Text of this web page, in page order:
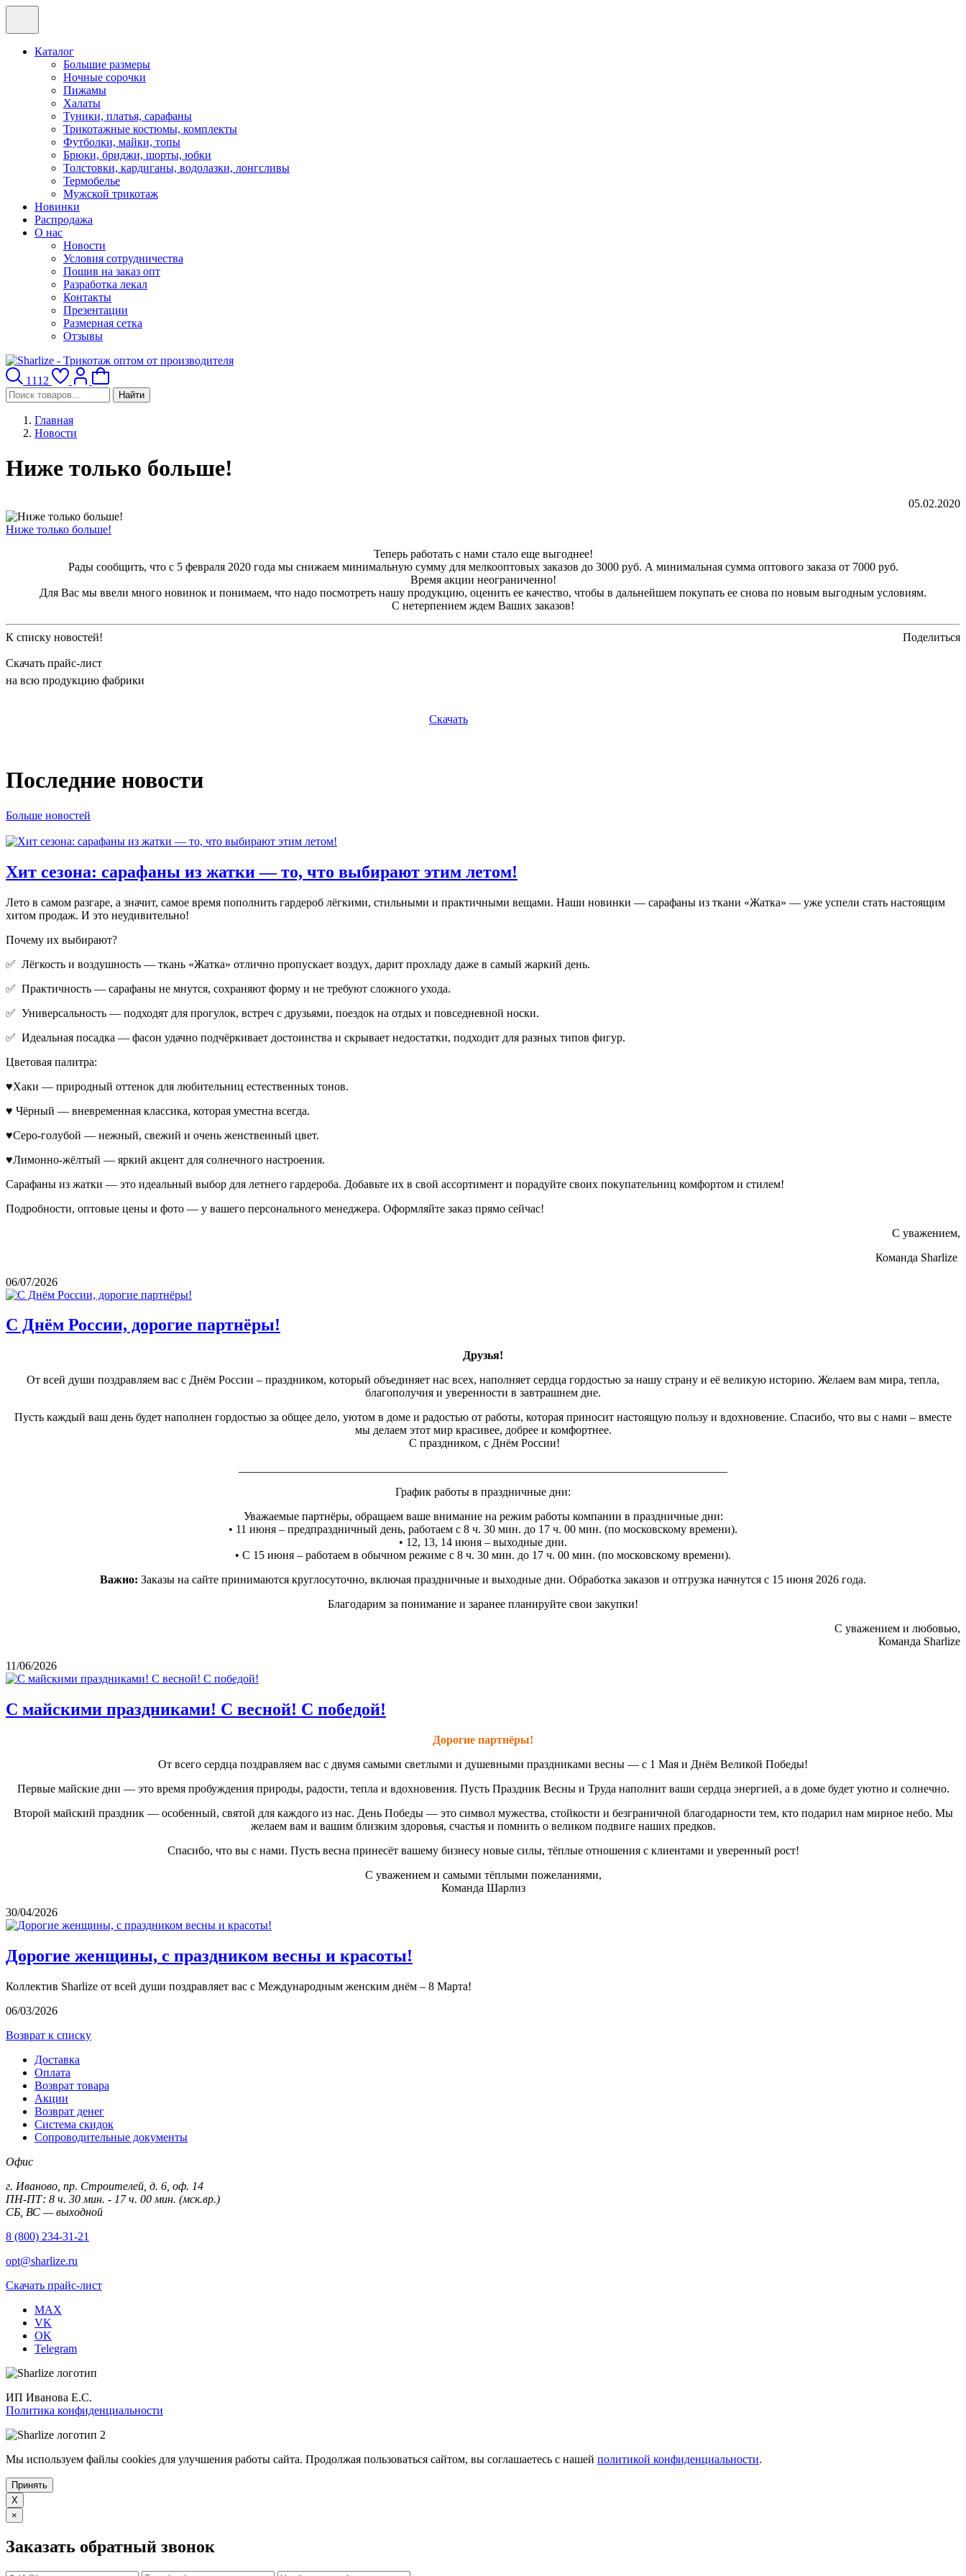
Каталог
Большие размеры
Ночные сорочки
Пижамы
Халаты
Туники, платья, сарафаны
Трикотажные костюмы, комплекты
Футболки, майки, топы
Брюки, бриджи, шорты, юбки
Толстовки, кардиганы, водолазки, лонгсливы
Термобелье
Мужской трикотаж
Новинки
Распродажа
О нас
Новости
Условия сотрудничества
Пошив на заказ опт
Разработка лекал
Контакты
Презентации
Размерная сетка
Отзывы
1112
Найти
Главная
Новости
Ниже только больше!
05.02.2020
Ниже только больше!
Теперь работать с нами стало еще выгоднее!
Рады сообщить, что с 5 февраля 2020 года мы снижаем минимальную сумму для мелкооптовых заказов до 3000 руб. А минимальная сумма оптового заказа от 7000 руб.
Время акции неограниченно!
Для Вас мы ввели много новинок и понимаем, что надо посмотреть нашу продукцию, оценить ее качество, чтобы в дальнейшем покупать ее снова по новым выгодным условиям.
С нетерпением ждем Ваших заказов!
К списку новостей! Поделиться
Скачать прайс-лист
на всю продукцию фабрики
Скачать
Последние новости
Больше новостей
Хит сезона: сарафаны из жатки — то, что выбирают этим летом!
Лето в самом разгаре, а значит, самое время пополнить гардероб лёгкими, стильными и практичными вещами. Наши новинки — сарафаны из ткани «Жатка» — уже успели стать настоящим
хитом продаж. И это неудивительно!
Почему их выбирают?
✅ Лёгкость и воздушность — ткань «Жатка» отлично пропускает воздух, дарит прохладу даже в самый жаркий день.
✅ Практичность — сарафаны не мнутся, сохраняют форму и не требуют сложного ухода.
✅ Универсальность — подходят для прогулок, встреч с друзьями, поездок на отдых и повседневной носки.
✅ Идеальная посадка — фасон удачно подчёркивает достоинства и скрывает недостатки, подходит для разных типов фигур.
Цветовая палитра:
♥Хаки — природный оттенок для любительниц естественных тонов.
♥ Чёрный — вневременная классика, которая уместна всегда.
♥Серо-голубой — нежный, свежий и очень женственный цвет.
♥Лимонно-жёлтый — яркий акцент для солнечного настроения.
Сарафаны из жатки — это идеальный выбор для летнего гардероба. Добавьте их в свой ассортимент и порадуйте своих покупательниц комфортом и стилем!
Подробности, оптовые цены и фото — у вашего персонального менеджера. Оформляйте заказ прямо сейчас!
С уважением,
Команда Sharlize
06/07/2026
С Днём России, дорогие партнёры!
Друзья!
От всей души поздравляем вас с Днём России – праздником, который объединяет нас всех, наполняет сердца гордостью за нашу страну и её великую историю. Желаем вам мира, тепла,
благополучия и уверенности в завтрашнем дне.
Пусть каждый ваш день будет наполнен гордостью за общее дело, уютом в доме и радостью от работы, которая приносит настоящую пользу и вдохновение. Спасибо, что вы с нами – вместе
мы делаем этот мир красивее, добрее и комфортнее.
С праздником, с Днём России!
График работы в праздничные дни:
Уважаемые партнёры, обращаем ваше внимание на режим работы компании в праздничные дни:
• 11 июня – предпраздничный день, работаем с 8 ч. 30 мин. до 17 ч. 00 мин. (по московскому времени).
• 12, 13, 14 июня – выходные дни.
• С 15 июня – работаем в обычном режиме с 8 ч. 30 мин. до 17 ч. 00 мин. (по московскому времени).
Важно: Заказы на сайте принимаются круглосуточно, включая праздничные и выходные дни. Обработка заказов и отгрузка начнутся с 15 июня 2026 года.
Благодарим за понимание и заранее планируйте свои закупки!
С уважением и любовью,
Команда Sharlize
11/06/2026
С майскими праздниками! С весной! С победой!
Дорогие партнёры!
От всего сердца поздравляем вас с двумя самыми светлыми и душевными праздниками весны — с 1 Мая и Днём Великой Победы!
Первые майские дни — это время пробуждения природы, радости, тепла и вдохновения. Пусть Праздник Весны и Труда наполнит ваши сердца энергией, а в доме будет уютно и солнечно.
Второй майский праздник — особенный, святой для каждого из нас. День Победы — это символ мужества, стойкости и безграничной благодарности тем, кто подарил нам мирное небо. Мы
желаем вам и вашим близким здоровья, счастья и помнить о великом подвиге наших предков.
Спасибо, что вы с нами. Пусть весна принесёт вашему бизнесу новые силы, тёплые отношения с клиентами и уверенный рост!
С уважением и самыми тёплыми пожеланиями,
Команда Шарлиз
30/04/2026
Дорогие женщины, с праздником весны и красоты!
Коллектив Sharlize от всей души поздравляет вас с Международным женским днём – 8 Марта!
06/03/2026
Возврат к списку
Доставка
Оплата
Возврат товара
Акции
Возврат денег
Система скидок
Сопроводительные документы
Офис
г. Иваново, пр. Строителей, д. 6, оф. 14
ПН-ПТ: 8 ч. 30 мин. - 17 ч. 00 мин. (мск.вр.)
СБ, ВС — выходной
8 (800) 234-31-21
opt@sharlize.ru
Скачать прайс-лист
MAX
VK
OK
Telegram
ИП Иванова Е.С.
Политика конфиденциальности
Мы используем файлы cookies для улучшения работы сайта. Продолжая пользоваться сайтом, вы соглашаетесь с нашей политикой конфиденциальности.
Принять
X
×
Заказать обратный звонок